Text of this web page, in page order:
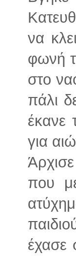
να
φωνή
στο
πάλι
έκανε
για
που
έχασε